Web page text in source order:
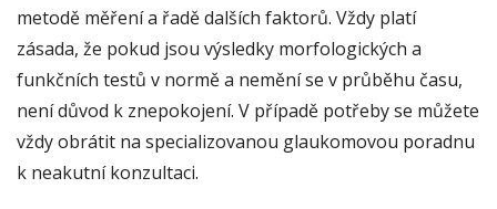
metodě měření a řadě dalších faktorů. Vždy platí
zásada, že pokud jsou výsledky morfologických a
funkčních testů v normě a nemění se v průběhu času,
není důvod k znepokojení. V případě potřeby se můžete
vždy obrátit na specializovanou glaukomovou poradnu
k neakutní konzultaci.